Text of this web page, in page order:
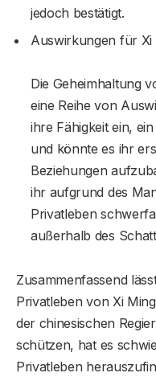
jedoch bestätigt.
Auswirkungen für Xi
Die Geheimhaltung
eine Reihe von
ihre Fähigkeit ein,
und könnte es ihr
Beziehungen
ihr aufgrund des
Privatleben
außerhalb des
Zusammenfassend
Privatleben von Xi
der chinesischen
schützen, hat es
Privatleben